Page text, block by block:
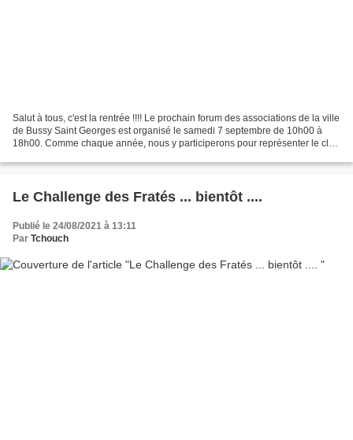
Salut à tous, c'est la rentrée !!!! Le prochain forum des associations de la ville
de Bussy Saint Georges est organisé le samedi 7 septembre de 10h00 à
18h00. Comme chaque année, nous y participerons pour représenter le club
Le Challenge des Fratés ... bientôt ....
Publié le 24/08/2021 à 13:11
Par Tchouch